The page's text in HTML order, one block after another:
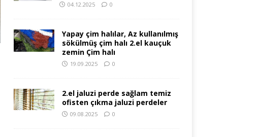
04.12.2025 0
Yapay çim halılar, Az kullanılmış
sökülmüş çim halı 2.el kauçuk
zemin Çim halı
19.09.2025 0
2.el jaluzi perde sağlam temiz
ofisten çıkma jaluzi perdeler
09.08.2025 0